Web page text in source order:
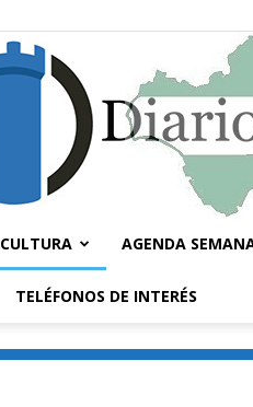
CULTURA AGENDA
TELÉFONOS DE INTERÉS